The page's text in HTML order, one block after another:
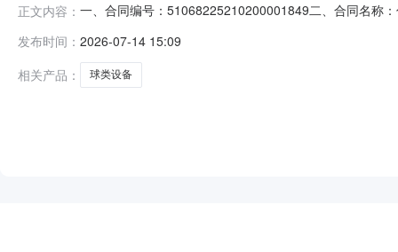
正文内容： 一、合同编号：51068225210200001849二、合同名称
方）：四川中泰恒业建设工程有限公司地址：四川省成
发布时间： 2026-07-14 15:09
相关产品：
球类设备